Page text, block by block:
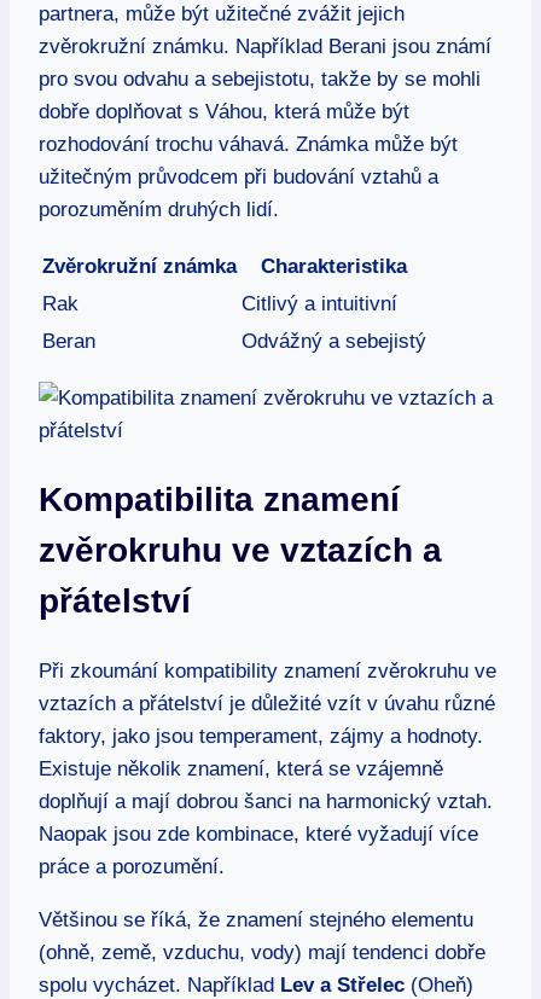
partnera, může být užitečné zvážit jejich
zvěrokružní známku. Například Berani jsou známí
pro svou odvahu a sebejistotu, takže by se mohli
dobře doplňovat s Váhou, která může být
rozhodování trochu váhavá. Známka může být
užitečným průvodcem při budování vztahů a
porozuměním druhých lidí.
Zvěrokružní známka
Charakteristika
Rak
Citlivý a intuitivní
Beran
Odvážný a sebejistý
Kompatibilita znamení
zvěrokruhu ve vztazích a
přátelství
Při zkoumání kompatibility znamení zvěrokruhu ve
vztazích a přátelství je důležité vzít v úvahu různé
faktory, jako jsou temperament, zájmy a hodnoty.
Existuje několik znamení, která se vzájemně
doplňují a mají dobrou šanci na harmonický vztah.
Naopak jsou zde kombinace, které vyžadují více
práce a porozumění.
Většinou se říká, že znamení stejného elementu
(ohně, země, vzduchu, vody) mají tendenci dobře
spolu vycházet. Například Lev a Střelec (Oheň)